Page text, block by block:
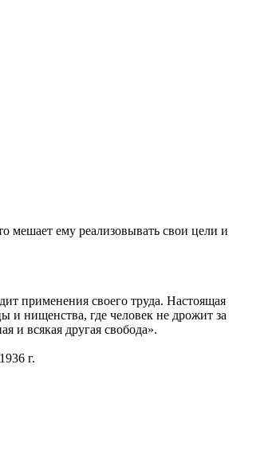
мешает ему реализовывать свои цели и
применения своего труда. Настоящая
и нищенства, где человек не дрожит за
и всякая другая свобода».
г.